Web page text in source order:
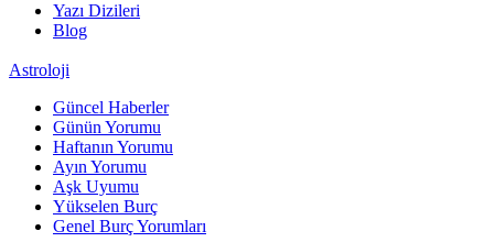
Yazı Dizileri
Blog
Astroloji
Güncel Haberler
Günün Yorumu
Haftanın Yorumu
Ayın Yorumu
Aşk Uyumu
Yükselen Burç
Genel Burç Yorumları